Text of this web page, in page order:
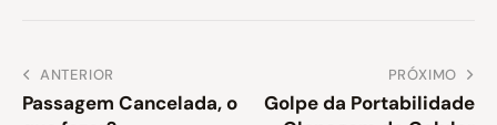
ANTERIOR
Passagem Cancelada, o
PRÓXIMO
Golpe da Portabilidade